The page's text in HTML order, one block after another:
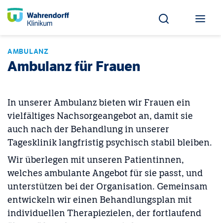
AMBULANZ
Ambulanz für Frauen
In unserer Ambulanz bieten wir Frauen ein
vielfältiges Nachsorgeangebot an, damit sie
auch nach der Behandlung in unserer
Tagesklinik langfristig psychisch stabil bleiben.
Wir überlegen mit unseren Patientinnen,
welches ambulante Angebot für sie passt, und
unterstützen bei der Organisation. Gemeinsam
entwickeln wir einen Behandlungsplan mit
individuellen Therapiezielen, der fortlaufend